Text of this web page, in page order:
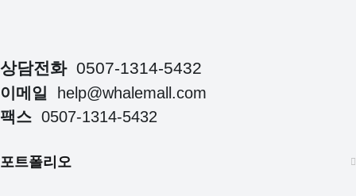
상담전화 0507-1314-5432
이메일
help@whalemall.com
팩스 0507-1314-5432
포트폴리오